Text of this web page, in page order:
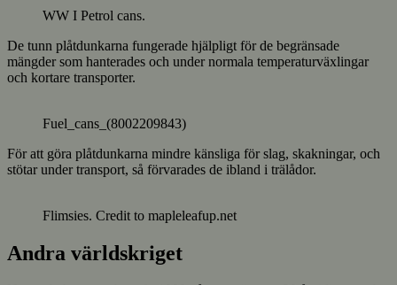
WW I Petrol cans.
De tunn plåtdunkarna fungerade hjälpligt för de begränsade
mängder som hanterades och under normala temperaturväxlingar
och kortare transporter.
Fuel_cans_(8002209843)
För att göra plåtdunkarna mindre känsliga för slag, skakningar, och
stötar under transport, så förvarades de ibland i trälådor.
Flimsies. Credit to mapleleafup.net
Andra världskriget